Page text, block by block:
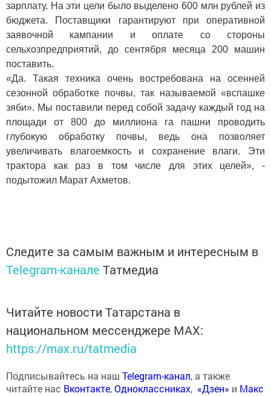
зарплату. На эти цели было выделено 600 млн рублей из
бюджета. Поставщики гарантируют при оперативной
заявочной кампании и оплате со стороны
сельхозпредприятий, до сентября месяца 200 машин
поставить.
«Да. Такая техника очень востребована на осенней
сезонной обработке почвы, так называемой «вспашке
зяби». Мы поставили перед собой задачу каждый год на
площади от 800 до миллиона га пашни проводить
глубокую обработку почвы, ведь она позволяет
увеличивать влагоемкость и сохранение влаги. Эти
трактора как раз в том числе для этих целей», -
подытожил Марат Ахметов.
Следите за самым важным и интересным в
Telegram-канале Татмедиа
Читайте новости Татарстана в
национальном мессенджере MАХ:
https://max.ru/tatmedia
Подписывайтесь на наш Telegram-канал, а также
читайте нас Вконтакте,Одноклассниках, «Дзен» и Макс